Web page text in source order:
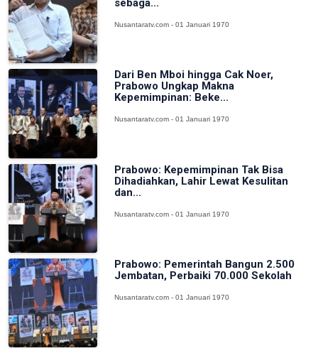
sebaga...
Nusantaratv.com - 01 Januari 1970
Dari Ben Mboi hingga Cak Noer,
Prabowo Ungkap Makna
Kepemimpinan: Beke...
Nusantaratv.com - 01 Januari 1970
Prabowo: Kepemimpinan Tak Bisa
Dihadiahkan, Lahir Lewat Kesulitan
dan...
Nusantaratv.com - 01 Januari 1970
Prabowo: Pemerintah Bangun 2.500
Jembatan, Perbaiki 70.000 Sekolah
Nusantaratv.com - 01 Januari 1970